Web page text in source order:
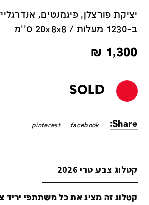
יציקת פורצלן, פיגמנטים,
ב-1230 מעלות / 20x8x8 ס''מ
1,300
₪
SOLD
Share:
facebook
pinterest
קטלוג צבע טרי 2026